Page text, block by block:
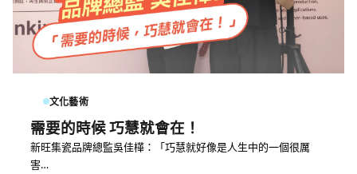
文化藝術
需要的時候 巧慧就會在！
新旺集瓷品牌總監吳佳樺：「巧慧就好像是人生中的一個很厲
害…